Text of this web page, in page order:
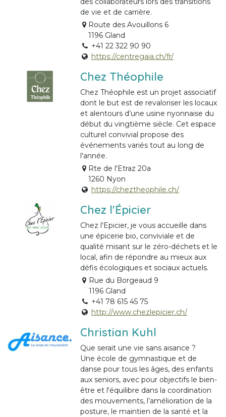
de vie et de carrière.
Route des Avouillons 6
1196 Gland
+41 22 322 90 90
https://centregaia.ch/fr/
Chez Théophile
Chez Théophile est un projet associatif
dont le but est de revaloriser les locaux
et alentours d’une usine nyonnaise du
début du vingtième siècle. Cet espace
culturel convivial propose des
événements variés tout au long de
l'année.
Rte de l'Etraz 20a
1260 Nyon
https://cheztheophile.ch/
Chez l'Épicier
Chez l'Epicier, je vous accueille dans
une épicerie bio, conviviale et de
qualité misant sur le zéro-déchets et le
local, afin de répondre au mieux aux
défis écologiques et sociaux actuels.
Rue du Borgeaud 9
1196 Gland
+41 78 615 45 75
http://www.chezlepicier.ch/
Christian Kuhl
Que serait une vie sans aisance ?
Une école de gymnastique et de
danse pour tous les âges, des enfants
aux seniors, avec pour objectifs le bien-
être et l'équilibre dans la coordination
des mouvements, l’amélioration de la
posture, le maintien de la santé et la